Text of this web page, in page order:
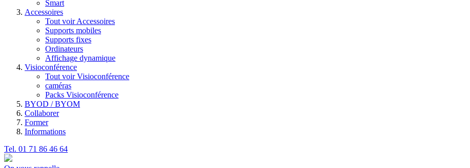
Smart
Accessoires
Tout voir Accessoires
Supports mobiles
Supports fixes
Ordinateurs
Affichage dynamique
Visioconférence
Tout voir Visioconférence
caméras
Packs Visioconférence
BYOD / BYOM
Collaborer
Former
Informations
Tel. 01 71 86 46 64